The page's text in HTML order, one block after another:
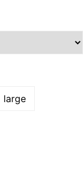
large